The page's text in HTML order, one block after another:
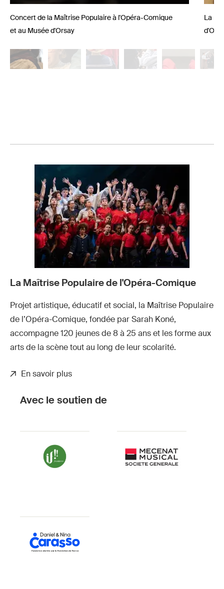
Concert de la Maîtrise Populaire à l'Opéra-Comique
et au Musée d'Orsay
La
Concert
Maîtrise
Populaire
l'Opéra-
Comique
Musée
d'Orsay
Populaire
de
l'Opéra-
Comique
au
musée
d'Orsay
Concert
de la
maitrise
de
l’Opéra-
au
musée
d'Orsay
© Musée
d’Orsay
Concert
de la
maitrise
de
l’Opéra-
au
musée
d'Orsay
© Musée
d’Orsay
Concert
de la
maitrise
de
l’Opéra-
au
musée
d'Orsay
© Musée
d’Orsay
La Maîtrise Populaire de l'Opéra-Comique
Projet artistique, éducatif et social, la Maîtrise Populaire
de l’Opéra-Comique, fondée par Sarah Koné,
accompagne 120 jeunes de 8 à 25 ans et les forme aux
arts de la scène tout au long de leur scolarité.
En savoir plus
Avec le soutien de